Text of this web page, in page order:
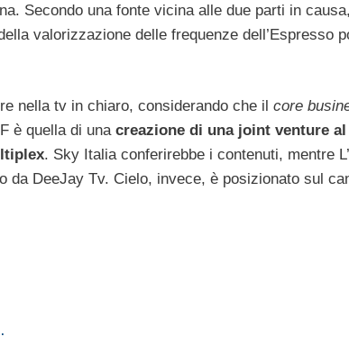
Secondo una fonte vicina alle due parti in causa,
valorizzazione delle frequenze dell’Espresso
nella tv in chiaro, considerando che il core
è quella di una creazione di una joint venture al
. Sky Italia conferirebbe i contenuti, mentre
da DeeJay Tv. Cielo, invece, è posizionato sul